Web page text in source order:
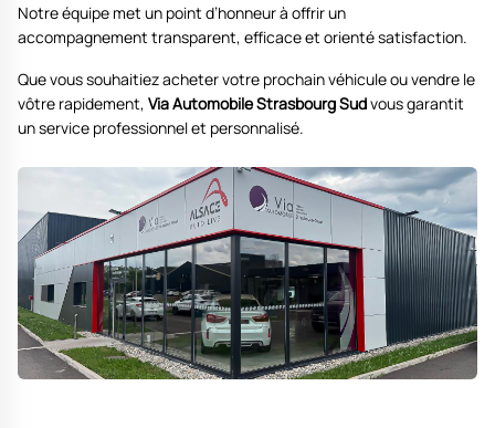
Notre équipe met un point d’honneur à offrir un
accompagnement transparent, efficace et orienté satisfaction.
Que vous souhaitiez acheter votre prochain véhicule ou vendre le
vôtre rapidement, Via Automobile Strasbourg Sudvous garantit
un service professionnel et personnalisé.